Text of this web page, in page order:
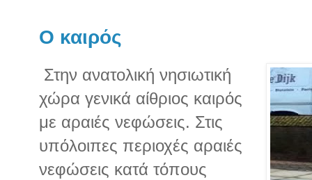
Ο καιρός
Στην ανατολική νησιωτική
χώρα γενικά αίθριος καιρός
με αραιές νεφώσεις. Στις
υπόλοιπες περιοχές αραιές
νεφώσεις κατά τόπους